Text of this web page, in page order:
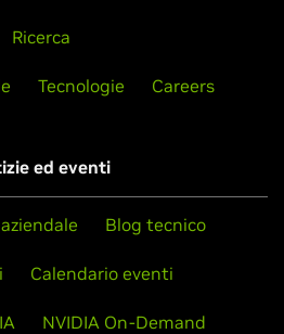
Ricerca
Tecnologie Careers
ed eventi
Blog tecnico
Calendario eventi
NVIDIA On-Demand